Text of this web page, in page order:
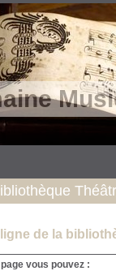
de la
vous pouvez :